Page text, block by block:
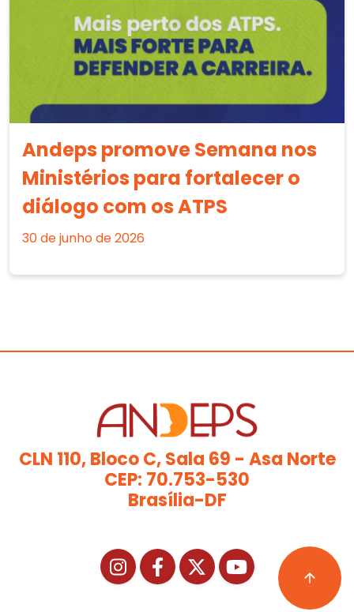
Andeps promove Semana nos
Ministérios para fortalecer o
diálogo com os ATPS
30 de junho de 2026
CLN 110, Bloco C, Sala 69 - Asa Norte
CEP: 70.753-530
Brasília-DF